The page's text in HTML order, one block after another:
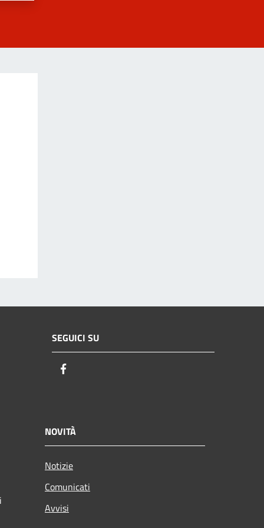
SEGUICI SU
NOVITÀ
Notizie
Comunicati
Avvisi